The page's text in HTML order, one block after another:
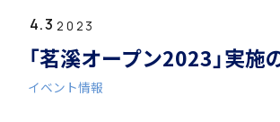
4.3 2023
「茗溪オープン2023」実施
イベント情報
学校長挨拶